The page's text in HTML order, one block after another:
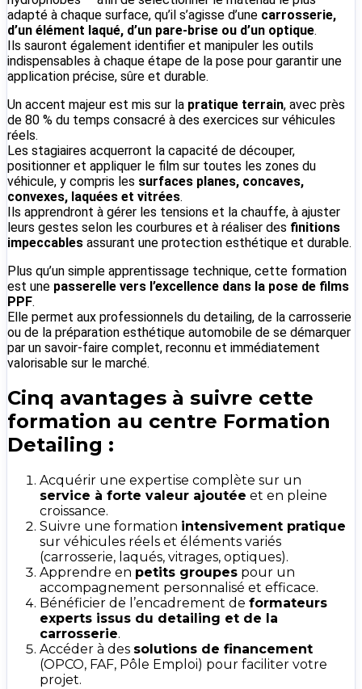
adapté à chaque surface, qu’il s’agisse d’une carrosserie,
d’un élément laqué, d’un pare-brise ou d’un optique.
Ils sauront également identifier et manipuler les outils
indispensables à chaque étape de la pose pour garantir une
application précise, sûre et durable.
Un accent majeur est mis sur la pratique terrain, avec près
de 80 % du temps consacré à des exercices sur véhicules
réels.
Les stagiaires acquerront la capacité de découper,
positionner et appliquer le film sur toutes les zones du
véhicule, y compris les surfaces planes, concaves,
convexes, laquées et vitrées.
Ils apprendront à gérer les tensions et la chauffe, à ajuster
leurs gestes selon les courbures et à réaliser des finitions
impeccables assurant une protection esthétique et durable.
Plus qu’un simple apprentissage technique, cette formation
est une passerelle vers l’excellence dans la pose de films
PPF.
Elle permet aux professionnels du detailing, de la carrosserie
ou de la préparation esthétique automobile de se démarquer
par un savoir-faire complet, reconnu et immédiatement
valorisable sur le marché.
Cinq avantages à suivre cette
formation au centre Formation
Detailing :
Acquérir une expertise complète sur un
service à forte valeur ajoutée et en pleine
croissance.
Suivre une formation intensivement pratique
sur véhicules réels et éléments variés
(carrosserie, laqués, vitrages, optiques).
Apprendre en petits groupes pour un
accompagnement personnalisé et efficace.
Bénéficier de l’encadrement de formateurs
experts issus du detailing et de la
carrosserie.
Accéder à des solutions de financement
(OPCO, FAF, Pôle Emploi) pour faciliter votre
projet.